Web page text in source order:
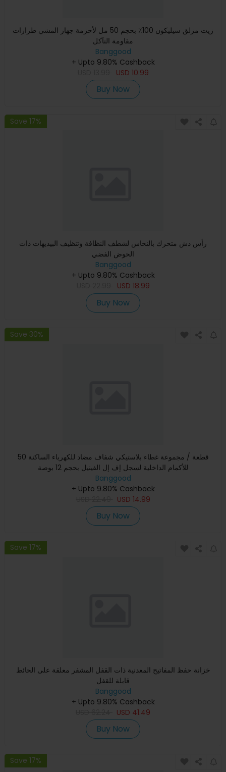
زيت مزلق سيليكون 100٪ بحجم 50 مل لأحزمة جهاز المشي طرازات
مقاومة التآكل
Banggood
+ Upto 9.80% Cashback
USD 10.99
Buy Now
Save 17%
رأس دش متحرك بالنحاس لشطف النظافة وتنظيف البيديهات ذات
الحوض الفضي
Banggood
+ Upto 9.80% Cashback
USD 18.99
Buy Now
Save 30%
50 قطعة / مجموعة غطاء بلاستيكي شفاف مضاد للكهرباء الساكنة
للأكمام الداخلية لسجل إف إل الفينيل بحجم 12 بوصة
Banggood
+ Upto 9.80% Cashback
USD 14.99
Buy Now
Save 17%
خزانة حفظ المفاتيح المعدنية ذات القفل المشفر معلقة على الحائط
قابلة للقفل
Banggood
+ Upto 9.80% Cashback
USD 41.49
Buy Now
Save 17%